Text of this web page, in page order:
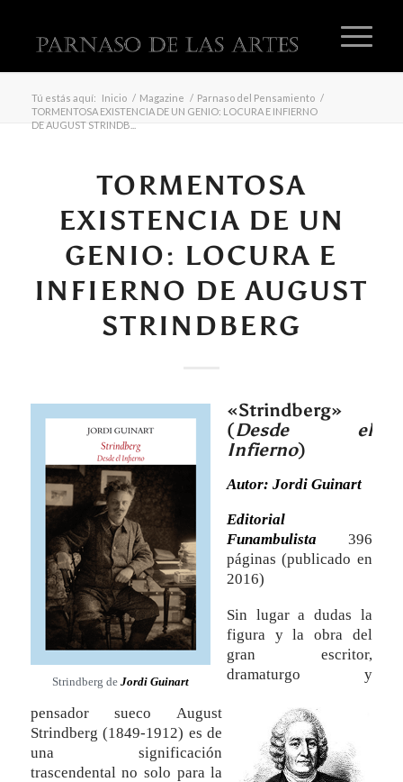
Tú estás aquí: Inicio / Magazine / Parnaso del Pensamiento /
TORMENTOSA EXISTENCIA DE UN GENIO: LOCURA E INFIERNO
DE AUGUST STRINDB...
TORMENTOSA
EXISTENCIA DE UN
GENIO: LOCURA E
INFIERNO DE AUGUST
STRINDBERG
Strindberg de Jordi Guinart
«Strindberg»
(Desde el
Infierno)
Autor: Jordi Guinart
Editorial
Funambulista
396
páginas (publicado en
2016)
Sin lugar a dudas la
figura y la obra del
gran escritor,
dramaturgo y
pensador sueco August
Strindberg (1849-1912) es de
una significación
trascendental no solo para la